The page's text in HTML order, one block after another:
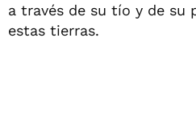
a través de su tío y de su
estas tierras.